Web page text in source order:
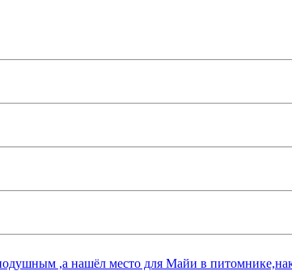
,а нашёл место для Майи в